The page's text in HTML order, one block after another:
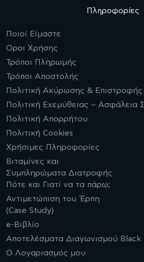
Πληροφορίες
Ποιοί Είμαστε
Οροι Χρήσης
Τρόποι Πληρωμής
Τρόποι Αποστολής
Πολιτική Ακύρωσης &
Πολιτική Εχεμύθειας – Ασφάλεια
Πολιτική Απορρήτου
Πολιτική Cookies
Χρήσιμες Πληροφορίες
Βιταμίνες και
Συμπληρώματα Διατροφής
Πότε και Γιατί να τα πάρω;
Αντιμετώπιση του Έρπη
(Case Study)
e-Βιβλίο
Αποτελέσματα Διαγωνισμού Black
Ο Λογαριασμός μου